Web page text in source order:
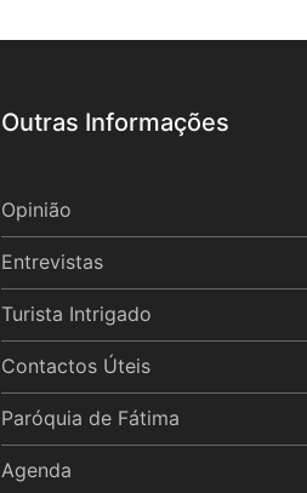
Outras Informações
Opinião
Entrevistas
Turista Intrigado
Contactos Úteis
Paróquia de Fátima
Agenda